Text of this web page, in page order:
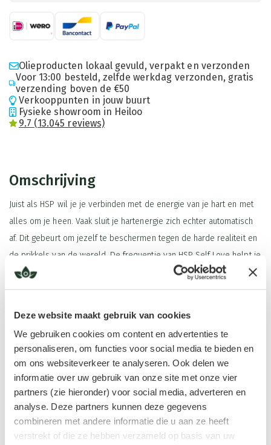
Deze website maakt gebruik van cookies
We gebruiken cookies om content en advertenties te
personaliseren, om functies voor social media te bieden en
om ons websiteverkeer te analyseren. Ook delen we
informatie over uw gebruik van onze site met onze vier
partners (zie hieronder) voor social media, adverteren en
analyse. Deze partners kunnen deze gegevens
combineren met andere informatie die u aan ze heeft
verstrekt of die ze hebben verzameld op basis van uw
Olieproducten lokaal gevuld, verpakt en verzonden
Voor 13:00 besteld, zelfde werkdag verzonden, gratis
verzending boven de €50
Verkooppunten in jouw buurt
Fysieke showroom in Heiloo
9.7 (13.045 reviews)
Omschrijving
Juist als HSP wil je je verbinden met de energie van je hart en met
alles om je heen. Vaak sluit je hartenergie zich echter automatisch
af. Dit gebeurt om jezelf te beschermen tegen de harde realiteit en
de prikkels van de wereld. De frequentie van HSP Self Love helpt je
hart chakra weer te openen. Het laat de liefdevolle energie weer
stromen. Zo realiseer je je dat je goed bent zoals je bent. Vanuit je
HSP Self Love ondersteunt je om je licht neer te zetten op aarde.
Het helpt je om jezelf niet langer af te sluiten, maar juist in
verbinding te blijven met je hart en je omgeving. Het herinnert je
eraan dat jouw aanwezigheid en gevoeligheid waardevol zijn.
Gebruik HSP Self Love om je hartenergie te herstellen, zelfliefde te
versterken en je emoties in balans te brengen. Het helpt je steviger
Lees meer
Ingrediënten
Rozenhout ,Lavendin Ardéche,Geranium,Roos 10%, Mimosa